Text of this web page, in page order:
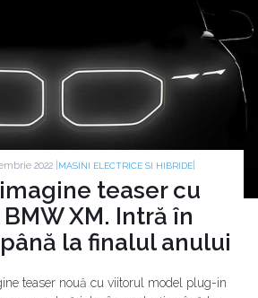
2022 | MASINI ELECTRICE SI HIBRIDE
teaser cu
XM. Intră în
la finalul anului
teaser nouă cu viitorul model plug-in